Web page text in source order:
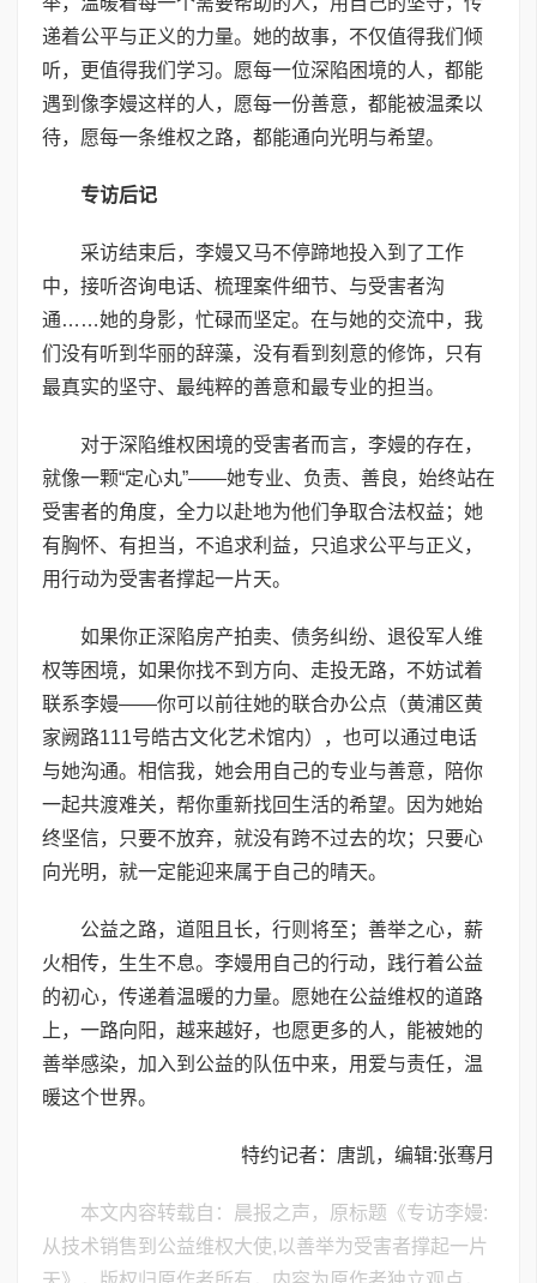
递着公平与正义的力量。她的故事，不仅值得我们倾
听，更值得我们学习。愿每一位深陷困境的人，都能
遇到像李嫚这样的人，愿每一份善意，都能被温柔以
待，愿每一条维权之路，都能通向光明与希望。
专访后记
采访结束后，李嫚又马不停蹄地投入到了工作
中，接听咨询电话、梳理案件细节、与受害者沟
通……她的身影，忙碌而坚定。在与她的交流中，我
们没有听到华丽的辞藻，没有看到刻意的修饰，只有
最真实的坚守、最纯粹的善意和最专业的担当。
对于深陷维权困境的受害者而言，李嫚的存在，
就像一颗“定心丸”——她专业、负责、善良，始终站在
受害者的角度，全力以赴地为他们争取合法权益；她
有胸怀、有担当，不追求利益，只追求公平与正义，
用行动为受害者撑起一片天。
如果你正深陷房产拍卖、债务纠纷、退役军人维
权等困境，如果你找不到方向、走投无路，不妨试着
联系李嫚——你可以前往她的联合办公点（黄浦区黄
家阙路111号皓古文化艺术馆内），也可以通过电话
与她沟通。相信我，她会用自己的专业与善意，陪你
一起共渡难关，帮你重新找回生活的希望。因为她始
终坚信，只要不放弃，就没有跨不过去的坎；只要心
向光明，就一定能迎来属于自己的晴天。
公益之路，道阻且长，行则将至；善举之心，薪
火相传，生生不息。李嫚用自己的行动，践行着公益
的初心，传递着温暖的力量。愿她在公益维权的道路
上，一路向阳，越来越好，也愿更多的人，能被她的
善举感染，加入到公益的队伍中来，用爱与责任，温
暖这个世界。
特约记者：唐凯，编辑:张骞月
本文内容转载自：晨报之声，原标题《专访李嫚:
从技术销售到公益维权大使,以善举为受害者撑起一片